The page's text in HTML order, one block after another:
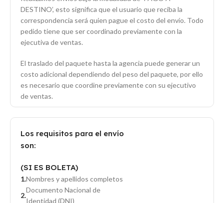
DESTINO’, esto significa que el usuario que reciba la
correspondencia será quien pague el costo del envío. Todo
pedido tiene que ser coordinado previamente con la
ejecutiva de ventas.
El traslado del paquete hasta la agencia puede generar un
costo adicional dependiendo del peso del paquete, por ello
es necesario que coordine previamente con su ejecutivo
de ventas.
Los requisitos para el envío
son:
(SI ES BOLETA)
Nombres y apellidos completos
Documento Nacional de
Identidad (DNI)